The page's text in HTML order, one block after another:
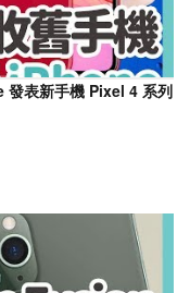
表新手機 Pixel 4 系列